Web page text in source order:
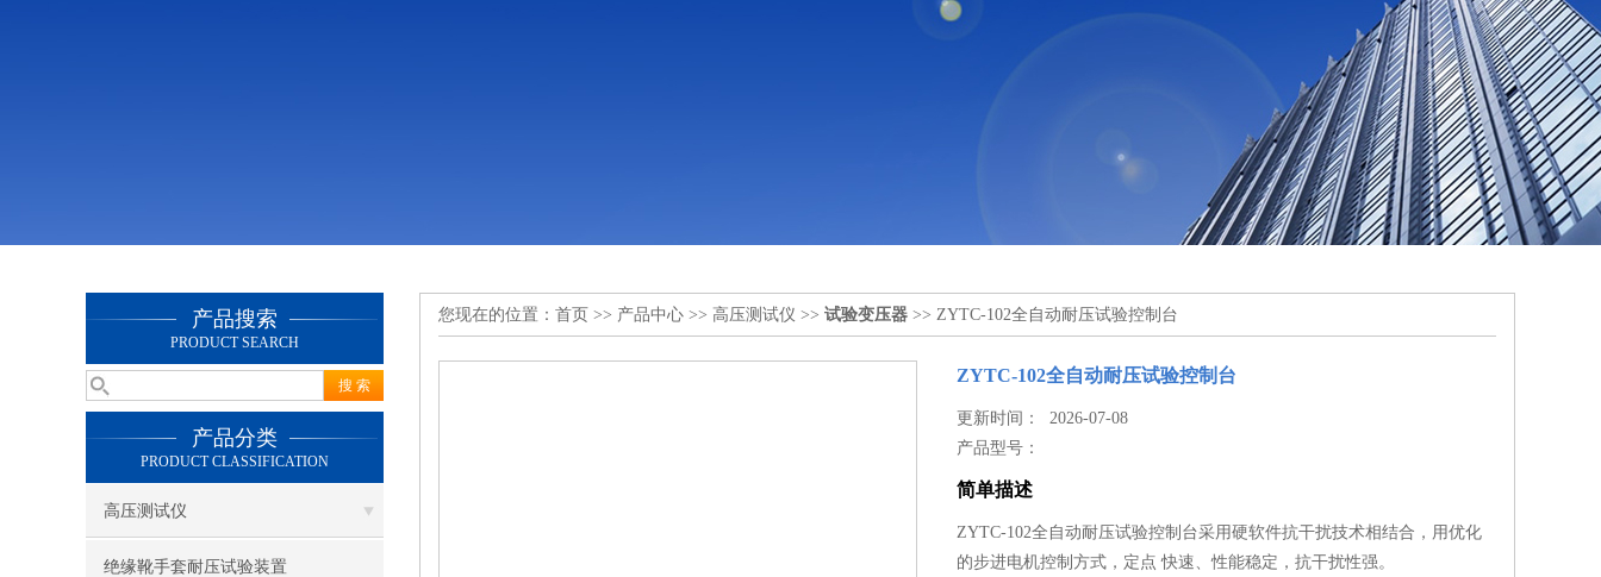
产品搜索
PRODUCT SEARCH
产品分类
PRODUCT CLASSIFICATION
高压测试仪
绝缘靴手套耐压试验装置
您现在的位置： 首页 >> 产品中心 >> 高压测试仪 >> 试验变压器 >> ZYTC-102全自动耐压试验控制台
ZYTC-102全自动耐压试验控制台
更新时间： 2026-07-08
产品型号：
简单描述
ZYTC-102全自动耐压试验控制台采用硬软件抗干扰技术相结合，用优化
的步进电机控制方式，定点 快速、性能稳定，抗干扰性强。